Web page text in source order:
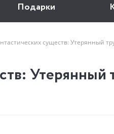
Подарки
существ: Утерянный
Утерянный